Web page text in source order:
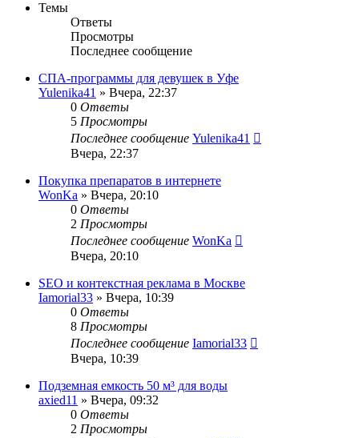
Темы
Ответы
Просмотры
Последнее сообщение
СПА-программы для девушек в Уфе
Yulenika41 » Вчера, 22:37
0 Ответы
5 Просмотры
Последнее сообщение Yulenika41
Вчера, 22:37
Покупка препаратов в интернете
WonKa » Вчера, 20:10
0 Ответы
2 Просмотры
Последнее сообщение WonKa
Вчера, 20:10
SEO и контекстная реклама в Москве
Iamorial33 » Вчера, 10:39
0 Ответы
8 Просмотры
Последнее сообщение Iamorial33
Вчера, 10:39
Подземная емкость 50 м³ для воды
axied11 » Вчера, 09:32
0 Ответы
2 Просмотры